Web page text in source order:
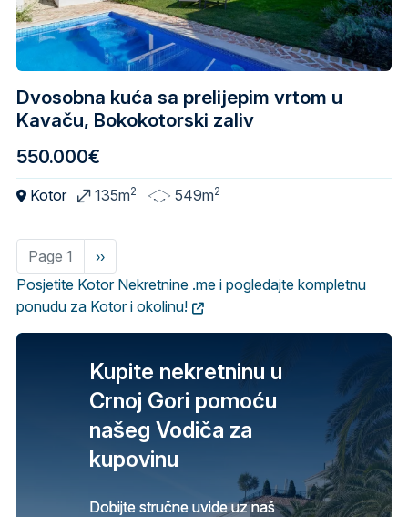
Dvosobna kuća sa prelijepim vrtom u
Kavaču, Bokokotorski zaliv
550.000€
Kotor 135m2 549m2
Page 1
Next
page
››
Posjetite Kotor Nekretnine .me i pogledajte kompletnu
ponudu za Kotor i okolinu!
Kupite nekretninu u
Crnoj Gori pomoću
našeg Vodiča za
kupovinu
Dobijte stručne uvide uz naš